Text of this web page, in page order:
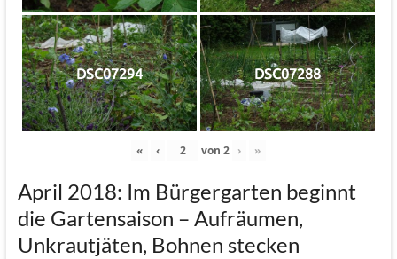
DSC07294 DSC07288
« ‹ von 2 › »
April 2018: Im Bürgergarten beginnt
die Gartensaison – Aufräumen,
Unkrautjäten, Bohnen stecken